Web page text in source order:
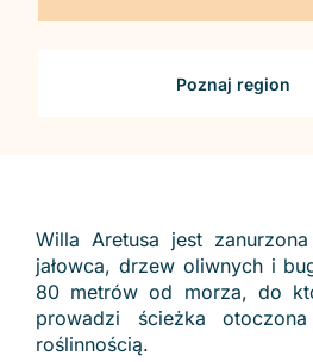
Poznaj region
Willa Aretusa jest
jałowca, drzew oliwnych i
80 metrów od morza, do
prowadzi ścieżka otoczona
roślinnością.